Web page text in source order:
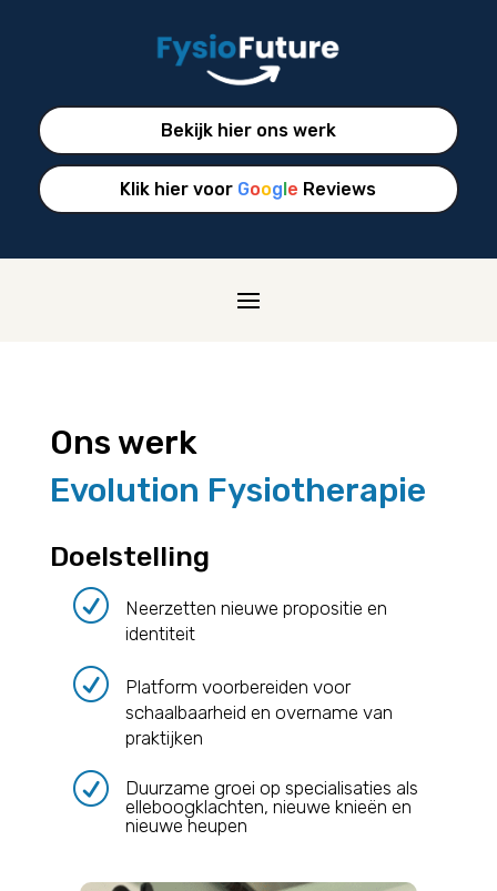
Bekijk hier ons werk
Klik hier voor Goog e Reviews
Ons werk
Evolution Fysiotherapie
Doelstelling
R
Neerzetten nieuwe propositie en
identiteit
R
Platform voorbereiden voor
schaalbaarheid en overname van
praktijken
R
Duurzame groei op specialisaties als
elleboogklachten, nieuwe knieën en
nieuwe heupen